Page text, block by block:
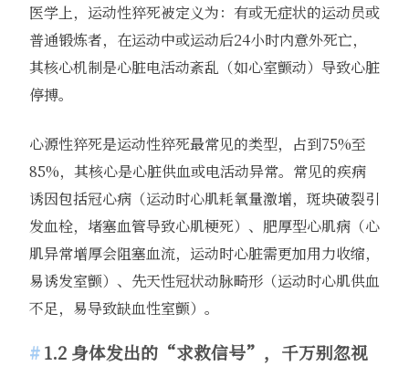
医学上，运动性猝死被定义为：有或无症状的运动员或
普通锻炼者，在运动中或运动后24小时内意外死亡，
其核心机制是心脏电活动紊乱（如心室颤动）导致心脏
停搏。
心源性猝死是运动性猝死最常见的类型，占到75%至
85%，其核心是心脏供血或电活动异常。常见的疾病
诱因包括冠心病（运动时心肌耗氧量激增，斑块破裂引
发血栓，堵塞血管导致心肌梗死）、肥厚型心肌病（心
肌异常增厚会阻塞血流，运动时心脏需更加用力收缩，
易诱发室颤）、先天性冠状动脉畸形（运动时心肌供血
不足，易导致缺血性室颤）。
1.2 身体发出的“求救信号”，千万别忽视